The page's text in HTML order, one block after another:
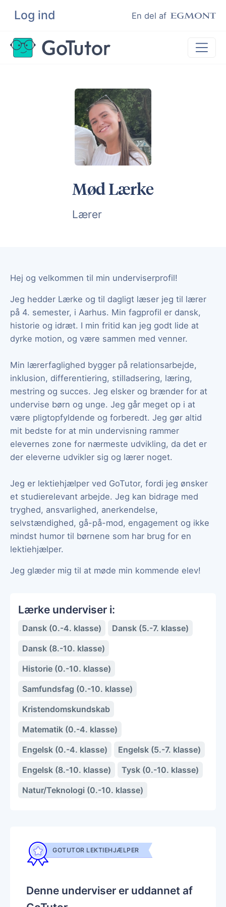
Log ind En del af
Søg
Lektiehjælp
Eksamenshjælp
Hjælp til ordblinde
Kundeudtalelser
Mød Lærke
Lærer
Hej og velkommen til min underviserprofil!
Jeg hedder Lærke og til dagligt læser jeg til lærer
på 4. semester, i Aarhus. Min fagprofil er dansk,
historie og idræt. I min fritid kan jeg godt lide at
dyrke motion, og være sammen med venner.
Min lærerfaglighed bygger på relationsarbejde,
inklusion, differentiering, stilladsering, læring,
mestring og succes. Jeg elsker og brænder for at
undervise børn og unge. Jeg går meget op i at
være pligtopfyldende og forberedt. Jeg gør altid
mit bedste for at min undervisning rammer
elevernes zone for nærmeste udvikling, da det er
der eleverne udvikler sig og lærer noget.
Jeg er lektiehjælper ved GoTutor, fordi jeg ønsker
et studierelevant arbejde. Jeg kan bidrage med
tryghed, ansvarlighed, anerkendelse,
selvstændighed, gå-på-mod, engagement og ikke
mindst humor til børnene som har brug for en
lektiehjælper.
Jeg glæder mig til at møde min kommende elev!
Lærke underviser i:
Dansk (0.-4. klasse)
Dansk (5.-7. klasse)
Dansk (8.-10. klasse)
Historie (0.-10. klasse)
Samfundsfag (0.-10. klasse)
Kristendomskundskab
Matematik (0.-4. klasse)
Engelsk (0.-4. klasse)
Engelsk (5.-7. klasse)
Engelsk (8.-10. klasse)
Tysk (0.-10. klasse)
Natur/Teknologi (0.-10. klasse)
GOTUTOR LEKTIEHJÆLPER
Denne underviser er uddannet af